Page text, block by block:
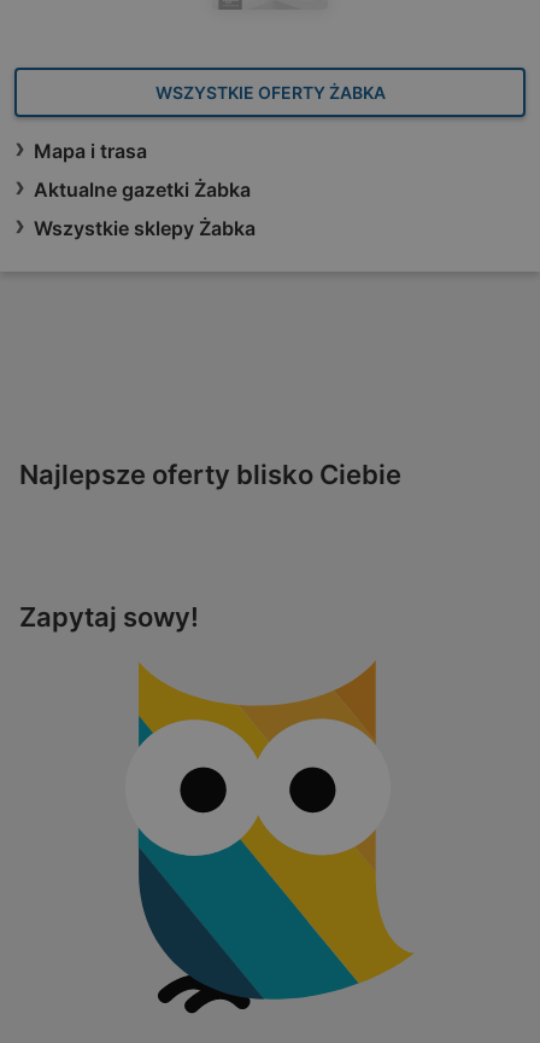
WSZYSTKIE OFERTY ŻABKA
Mapa i trasa
Aktualne gazetki Żabka
Wszystkie sklepy Żabka
Najlepsze oferty blisko Ciebie
Zapytaj sowy!